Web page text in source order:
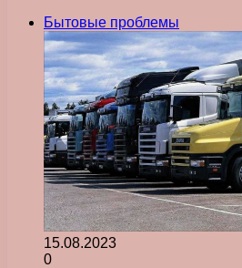
Бытовые проблемы
15.08.2023
0